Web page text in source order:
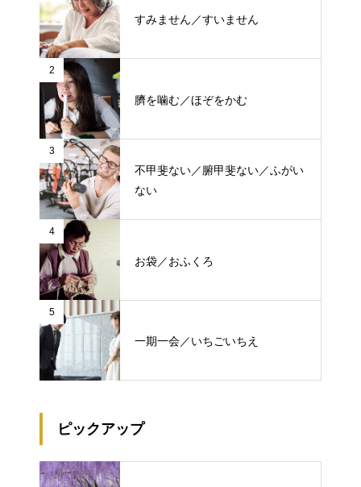
すみません／すいません
2
臍を噛む／ほぞをかむ
3
不甲斐ない／腑甲斐ない／ふがい
ない
4
お袋／おふくろ
5
一期一会／いちごいちえ
ピックアップ